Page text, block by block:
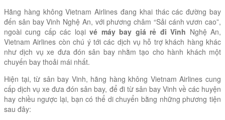
Hãng hàng không Vietnam Airlines đang khai thác các đường bay
đến sân bay Vinh Nghệ An, với phương châm “Sải cánh vươn cao”,
ngoài cung cấp các loạivé máy bay giá rẻ đi Vinh Nghệ An,
Vietnam Airlines còn chú ý tới các dịch vụ hỗ trợ khách hàng khác
như dịch vụ xe đưa đón sân bay nhằm tạo cho hành khách một
chuyến bay thoải mái nhất.
Hiện tại, từ sân bay Vinh, hãng hàng không Vietnam Airlines cung
cấp dịch vụ xe đưa đón sân bay, để đi từ sân bay Vinh về các huyện
hay chiều ngược lại, bạn có thể di chuyển bằng những phương tiện
sau đây: